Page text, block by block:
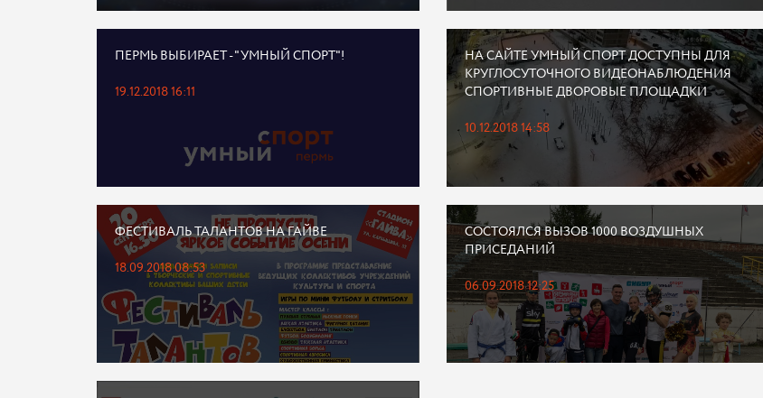
ПЕРМЬ ВЫБИРАЕТ - "УМНЫЙ СПОРТ"!
19.12.2018 16:11
НА САЙТЕ УМНЫЙ СПОРТ ДОСТУПНЫ ДЛЯ
КРУГЛОСУТОЧНОГО ВИДЕОНАБЛЮДЕНИЯ
СПОРТИВНЫЕ ДВОРОВЫЕ ПЛОЩАДКИ
10.12.2018 14:58
ФЕСТИВАЛЬ ТАЛАНТОВ НА ГАЙВЕ
18.09.2018 08:53
СОСТОЯЛСЯ ВЫЗОВ 1000 ВОЗДУШНЫХ
ПРИСЕДАНИЙ
06.09.2018 12:25